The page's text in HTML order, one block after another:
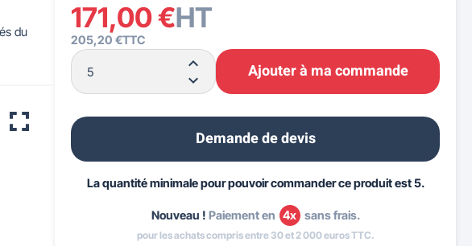
Accessibilité PMR
171,00 €HT
205,20 €TTC
Ajouter à ma commande
Demande de devis
La quantité minimale pour pouvoir commander ce produit est 5.
Nouveau ! Paiement en 4x sans frais.
pour les achats compris entre 30 et 2 000 euros TTC.
du